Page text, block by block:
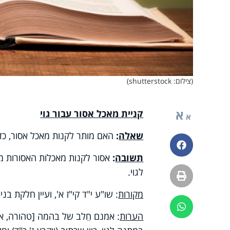
(צילום: shutterstock)
א א
פייסבוק
הדפסה
ווטסאפ
קניית מאכל אסור עבור גוי
שאלה: האם מותר לקנות מאכל אסור,
תשובה: אסור לקנות מאכלות האסורות
לגוי.
מקורות: שו"ע י"ד קי"ז א', ועיין חלקת
הערות: אמנם חֵלב של בהמה [טהורה,